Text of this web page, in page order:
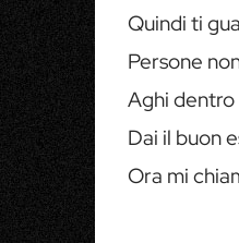
Quindi ti
Persone
Aghi
Dai il buon
Ora mi